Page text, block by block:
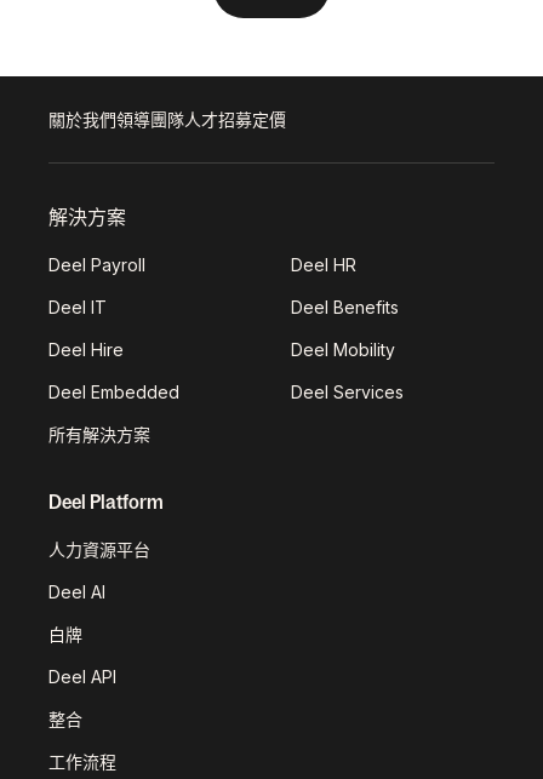
關於我們領導團隊人才招募定價
解決方案
Deel Payroll Deel HR
Deel IT Deel Benefits
Deel Hire Deel Mobility
Deel Embedded Deel Services
所有解決方案
Deel Platform
人力資源平台
Deel AI
白牌
Deel API
整合
工作流程